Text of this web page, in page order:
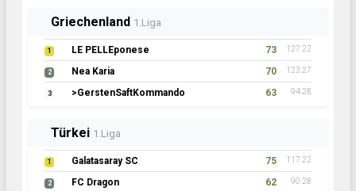
Griechenland 1.Liga
1 LE PELLEponese 73 127:22
2 Nea Karia 70 123:27
3 >GerstenSaftKommando 63 94:28
Türkei 1.Liga
1 Galatasaray SC 75 117:22
2 FC Dragon 62 90:28